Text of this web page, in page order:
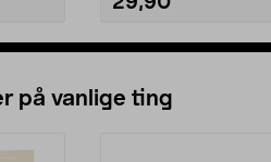
på vanlige ting